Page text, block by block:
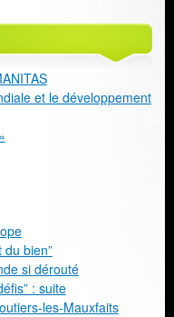
et le développement
du bien”
si dérouté
: suite
les-Mauxfaits